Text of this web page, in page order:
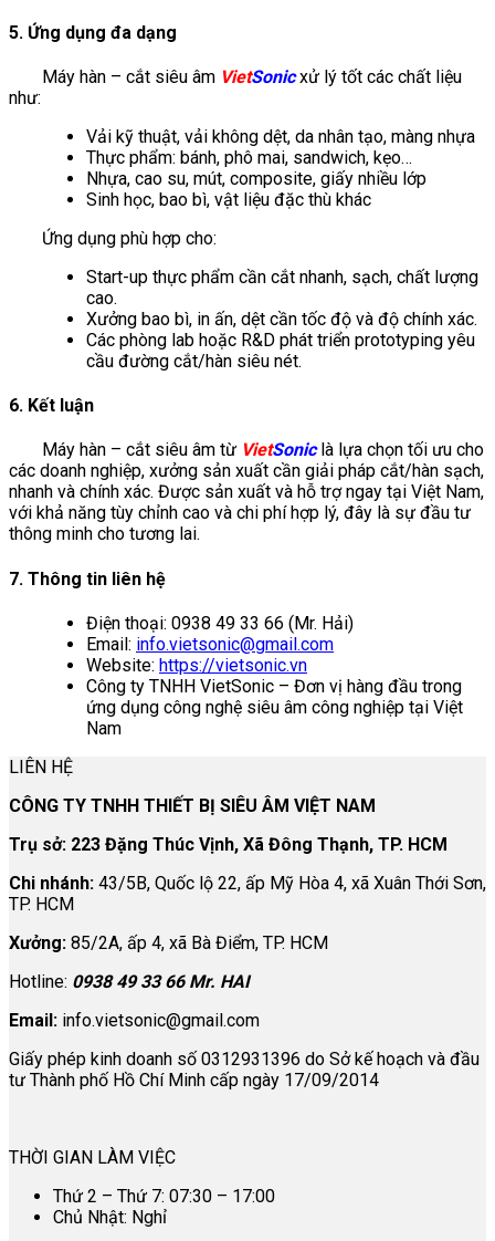
5. Ứng dụng đa dạng
Máy hàn – cắt siêu âm VietSonicxử lý tốt các chất liệu
như:
Vải kỹ thuật, vải không dệt, da nhân tạo, màng nhựa
Thực phẩm: bánh, phô mai, sandwich, kẹo…
Nhựa, cao su, mút, composite, giấy nhiều lớp
Sinh học, bao bì, vật liệu đặc thù khác
Ứng dụng phù hợp cho:
Start-up thực phẩm cần cắt nhanh, sạch, chất lượng
cao.
Xưởng bao bì, in ấn, dệt cần tốc độ và độ chính xác.
Các phòng lab hoặc R&D phát triển prototyping yêu
cầu đường cắt/hàn siêu nét.
6. Kết luận
Máy hàn – cắt siêu âm từ VietSoniclà lựa chọn tối ưu cho
các doanh nghiệp, xưởng sản xuất cần giải pháp cắt/hàn sạch,
nhanh và chính xác. Được sản xuất và hỗ trợ ngay tại Việt Nam,
với khả năng tùy chỉnh cao và chi phí hợp lý, đây là sự đầu tư
thông minh cho tương lai.
7. Thông tin liên hệ
Điện thoại: 0938 49 33 66 (Mr. Hải)
Email: info.vietsonic@gmail.com
Website: https://vietsonic.vn
Công ty TNHH VietSonic – Đơn vị hàng đầu trong
ứng dụng công nghệ siêu âm công nghiệp tại Việt
Nam
LIÊN HỆ
CÔNG TY TNHH THIẾT BỊ SIÊU ÂM VIỆT NAM
Trụ sở: 223 Đặng Thúc Vịnh, Xã Đông Thạnh, TP. HCM
Chi nhánh: 43/5B, Quốc lộ 22, ấp Mỹ Hòa 4, xã Xuân Thới Sơn,
TP. HCM
Xưởng: 85/2A, ấp 4, xã Bà Điểm, TP. HCM
Hotline: 0938 49 33 66 Mr. HAI
Email: info.vietsonic@gmail.com
Giấy phép kinh doanh số 0312931396 do Sở kế hoạch và đầu
tư Thành phố Hồ Chí Minh cấp ngày 17/09/2014
THỜI GIAN LÀM VIỆC
Thứ 2 – Thứ 7: 07:30 – 17:00
Chủ Nhật: Nghỉ